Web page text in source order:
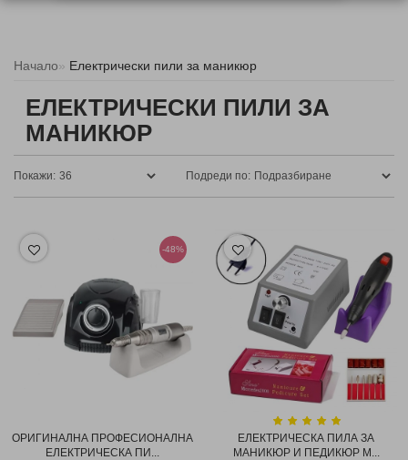
Начало Електрически пили за маникюр
ЕЛЕКТРИЧЕСКИ ПИЛИ ЗА
МАНИКЮР
Подреди по:
Покажи:
-48%
ОРИГИНАЛНА ПРОФЕСИОНАЛНА
ЕЛЕКТРИЧЕСКА ПИ...
EЛЕКТРИЧЕСКА ПИЛА ЗА
МАНИКЮР И ПЕДИКЮР M...